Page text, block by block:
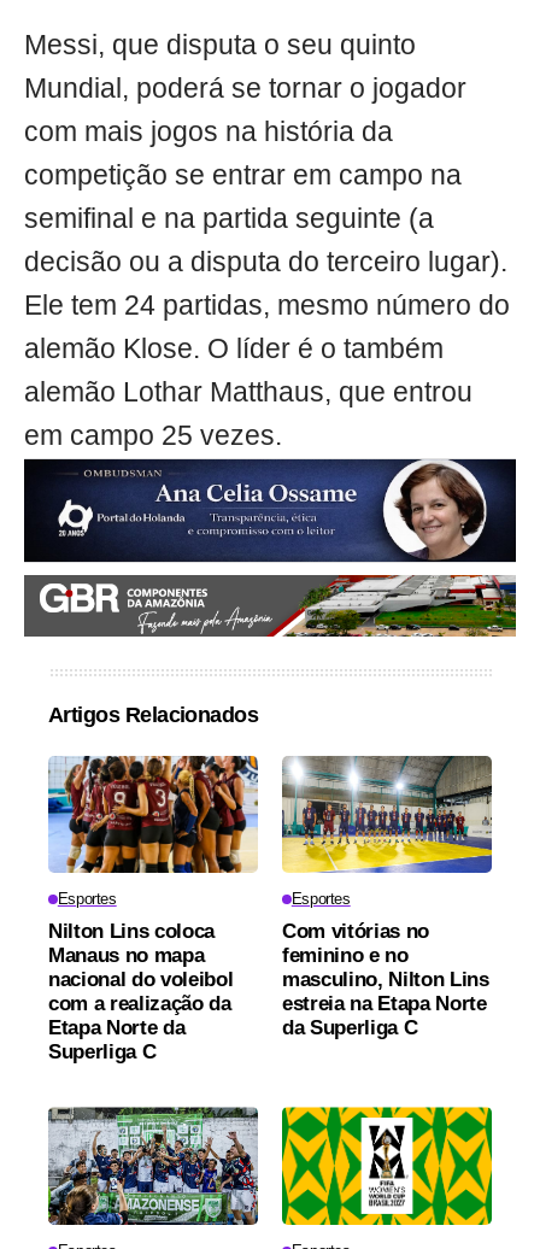
Messi, que disputa o seu quinto
Mundial, poderá se tornar o jogador
com mais jogos na história da
competição se entrar em campo na
semifinal e na partida seguinte (a
decisão ou a disputa do terceiro lugar).
Ele tem 24 partidas, mesmo número do
alemão Klose. O líder é o também
alemão Lothar Matthaus, que entrou
em campo 25 vezes.
Artigos Relacionados
Esportes
Nilton Lins coloca
Manaus no mapa
nacional do voleibol
com a realização da
Etapa Norte da
Superliga C
Esportes
Com vitórias no
feminino e no
masculino, Nilton Lins
estreia na Etapa Norte
da Superliga C